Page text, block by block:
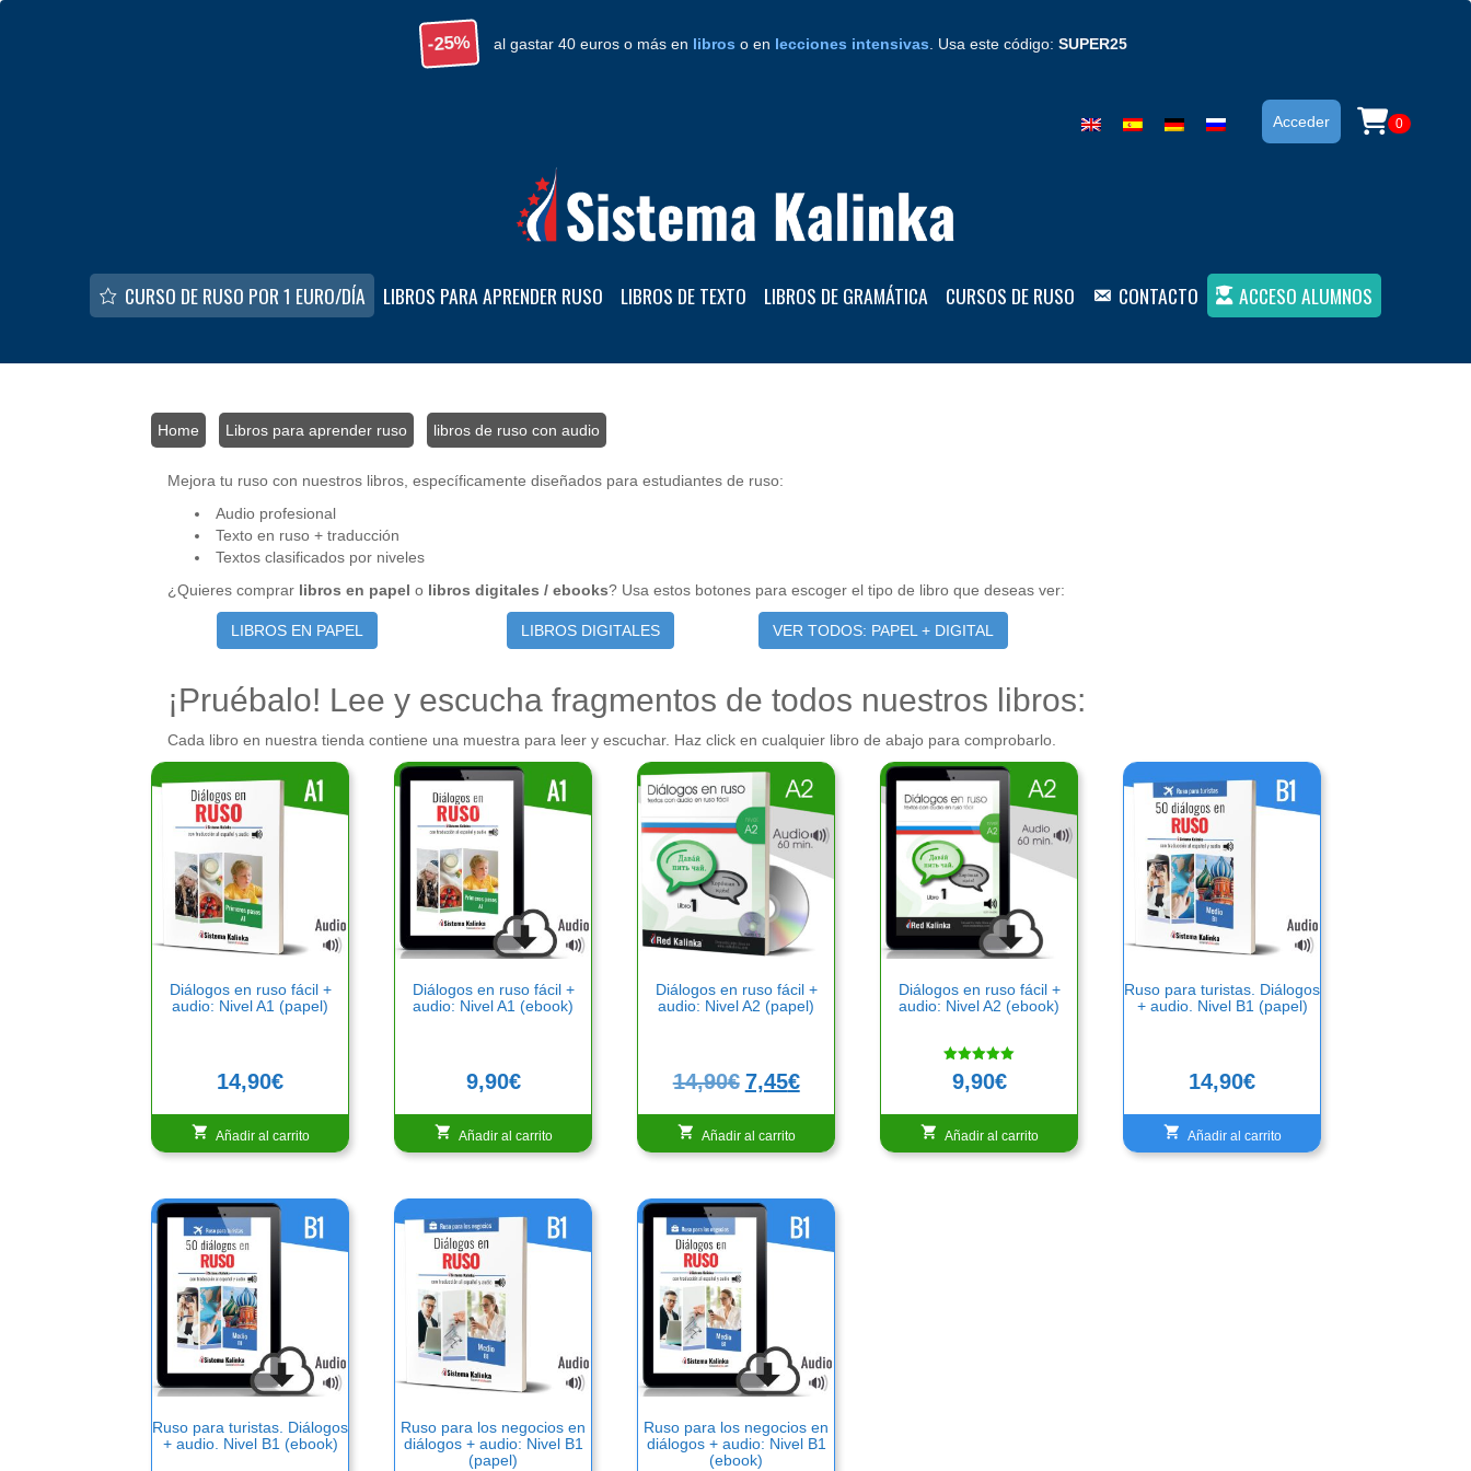
-25% al gastar 40 euros o más en libros o en lecciones intensivas . Usa este código: SUPER25
Acceder 0
CURSO DE RUSO POR 1 EURO/DÍA LIBROS PARA APRENDER RUSO LIBROS DE TEXTO LIBROS DE GRAMÁTICA CURSOS DE RUSO CONTACTO ACCESO ALUMNOS
Home Libros para aprender ruso libros de ruso con audio
Mejora tu ruso con nuestros libros, específicamente diseñados para estudiantes de ruso:
Audio profesional
Texto en ruso + traducción
Textos clasificados por niveles
¿Quieres comprar libros en papel o libros digitales / ebooks? Usa estos botones para escoger el tipo de libro que deseas ver:
LIBROS EN PAPEL LIBROS DIGITALES VER TODOS: PAPEL + DIGITAL
¡Pruébalo! Lee y escucha fragmentos de todos nuestros libros:
Cada libro en nuestra tienda contiene una muestra para leer y escuchar. Haz click en cualquier libro de abajo para comprobarlo.
Diálogos en ruso fácil +
audio: Nivel A1 (papel)
14,90€
Añadir al carrito
Diálogos en ruso fácil +
audio: Nivel A1 (ebook)
9,90€
Añadir al carrito
Diálogos en ruso fácil +
audio: Nivel A2 (papel)
14,90€ El
original
era:
7,45€El
es:
Añadir al carrito
Diálogos en ruso fácil +
audio: Nivel A2 (ebook)
Valorado
con
de 5
9,90€
Añadir al carrito
Ruso para turistas. Diálogos
+ audio. Nivel B1 (papel)
14,90€
Añadir al carrito
Ruso para turistas. Diálogos
+ audio. Nivel B1 (ebook)
Ruso para los negocios en
diálogos + audio: Nivel B1
(papel)
Ruso para los negocios en
diálogos + audio: Nivel B1
(ebook)